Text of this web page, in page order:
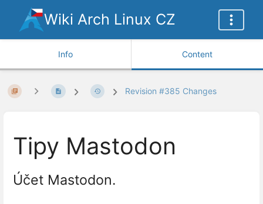
Wiki Arch Linux CZ
Info Content
Revision #385 Changes
Tipy Mastodon
Účet Mastodon.